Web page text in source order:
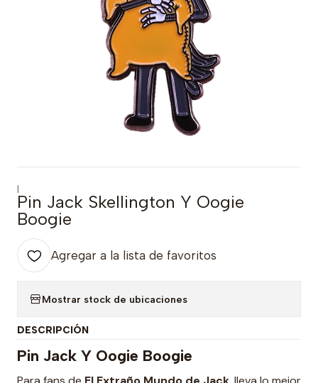
|
Pin Jack Skellington Y Oogie
Boogie
Agregar a la lista de favoritos
Mostrar stock de ubicaciones
DESCRIPCIÓN
Pin Jack Y Oogie Boogie